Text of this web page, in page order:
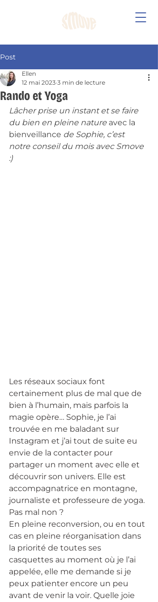
Post
Rando et Yoga
Ellen
12 mai 2023 3 min de lecture
Lâcher prise un instant et se faire
du bien en pleine nature avec la
bienveillance de Sophie, c’est
notre conseil du mois avec Smove
:)
Les réseaux sociaux font
certainement plus de mal que de
bien à l’humain, mais parfois la
magie opère… Sophie, je l’ai
trouvée en me baladant sur
Instagram et j’ai tout de suite eu
envie de la contacter pour
partager un moment avec elle et
découvrir son univers. Elle est
accompagnatrice en montagne,
journaliste et professeure de yoga.
Pas mal non ?
En pleine reconversion, ou en tout
cas en pleine réorganisation dans
la priorité de toutes ses
casquettes au moment où je l’ai
appelée, elle me demande si je
peux patienter encore un peu
avant de venir la voir. Quelle joie